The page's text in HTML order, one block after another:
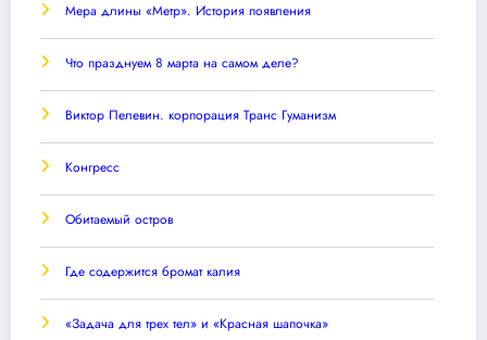
Мера длины «Метр». История появления
Что празднуем 8 марта на самом деле?
Виктор Пелевин. корпорация Транс Гуманизм
Конгресс
Обитаемый остров
Где содержится бромат калия
«Задача для трех тел» и «Красная шапочка»